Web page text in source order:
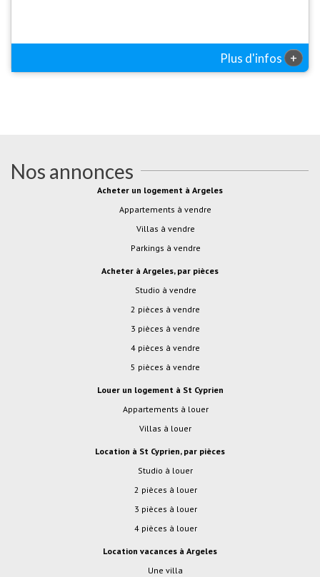
Plus d'infos +
Nos annonces
Acheter un logement à Argeles
Appartements à vendre
Villas à vendre
Parkings à vendre
Acheter à Argeles, par pièces
studio à vendre
2 pièces à vendre
3 pièces à vendre
4 pièces à vendre
5 pièces à vendre
Louer un logement à St Cyprien
Appartements à louer
Villas à louer
Location à St Cyprien, par pièces
studio à louer
2 pièces à louer
3 pièces à louer
4 pièces à louer
location vacances à Argeles
Une villa